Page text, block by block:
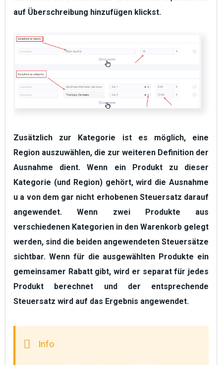
auf Überschreibung hinzufügen klickst.
Zusätzlich zur Kategorie ist es möglich, eine
Region auszuwählen, die zur weiteren Definition der
Ausnahme dient. Wenn ein Produkt zu dieser
Kategorie (und Region) gehört, wird die Ausnahme
u a von dem gar nicht erhobenen Steuersatz darauf
angewendet. Wenn zwei Produkte aus
verschiedenen Kategorien in den Warenkorb gelegt
werden, sind die beiden angewendeten Steuersätze
sichtbar. Wenn für die ausgewählten Produkte ein
gemeinsamer Rabatt gibt, wird er separat für jedes
Produkt berechnet und der entsprechende
Steuersatz wird auf das Ergebnis angewendet.